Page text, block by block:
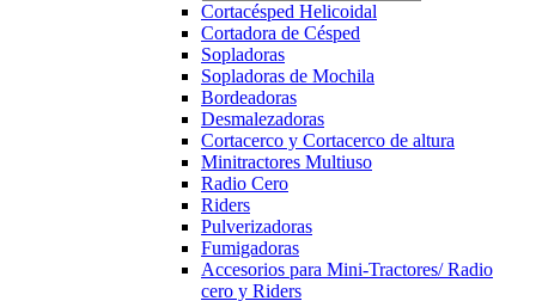
Cortacésped Helicoidal
Cortadora de Césped
Sopladoras
Sopladoras de Mochila
Bordeadoras
Desmalezadoras
Cortacerco y Cortacerco de altura
Minitractores Multiuso
Radio Cero
Riders
Pulverizadoras
Fumigadoras
Accesorios para Mini-Tractores/ Radio
cero y Riders